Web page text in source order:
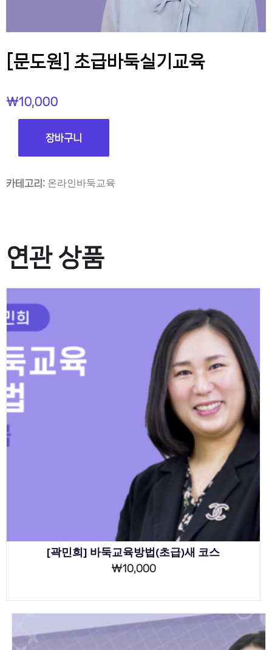
[문도원] 초급바둑실기교육
₩10,000
장바구니
카테고리: 온라인바둑교육
연관 상품
[곽민희] 바둑교육방법(초급)새 코스
₩10,000